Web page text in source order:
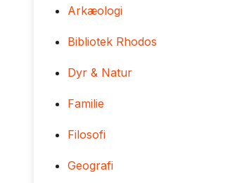
Arkæologi
Bibliotek Rhodos
Dyr & Natur
Familie
Filosofi
Geografi